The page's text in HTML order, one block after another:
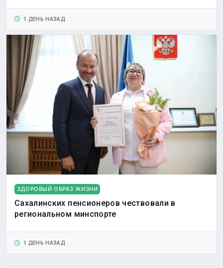
1 ДЕНЬ НАЗАД
ЗДОРОВЫЙ ОБРАЗ ЖИЗНИ
Сахалинских пенсионеров чествовали в
региональном минспорте
1 ДЕНЬ НАЗАД